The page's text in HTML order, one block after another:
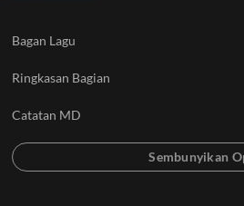
Bagan Lagu
Ringkasan Bagian
Catatan MD